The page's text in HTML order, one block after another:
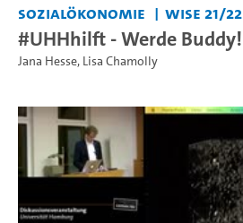
Sozialökonomie WiSe 21/22
#UHHhilft - Werde Buddy!
Jana Hesse, Lisa Chamolly